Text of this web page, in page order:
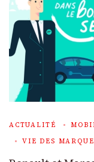
ACTUALITÉ
VIE DES